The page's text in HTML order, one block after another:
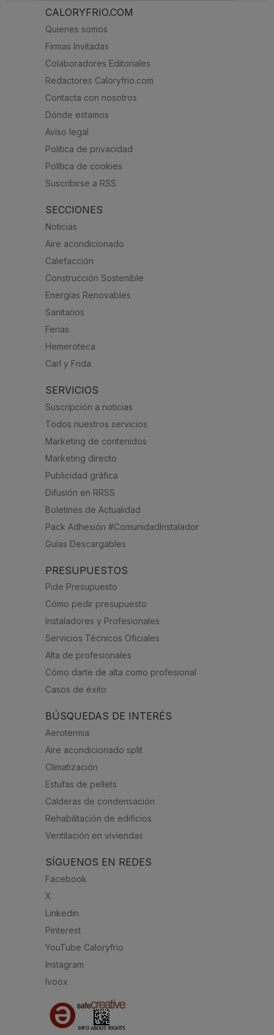
CALORYFRIO.COM
Quienes somos
Firmas Invitadas
Colaboradores Editoriales
Redactores Caloryfrio.com
Contacta con nosotros
Dónde estamos
Aviso legal
Política de privacidad
Política de cookies
Suscribirse a RSS
SECCIONES
Noticias
Aire acondicionado
Calefacción
Construcción Sostenible
Energías Renovables
Sanitarios
Ferias
Hemeroteca
Carl y Frida
SERVICIOS
Suscripción a noticias
Todos nuestros servicios
Marketing de contenidos
Marketing directo
Publicidad gráfica
Difusión en RRSS
Boletines de Actualidad
Pack Adhesión #ComunidadInstalador
Guías Descargables
PRESUPUESTOS
Pide Presupuesto
Cómo pedir presupuesto
Instaladores y Profesionales
Servicios Técnicos Oficiales
Alta de profesionales
Cómo darte de alta como profesional
Casos de éxito
BÚSQUEDAS DE INTERÉS
Aerotermia
Aire acondicionado split
Climatización
Estufas de pellets
Calderas de condensación
Rehabilitación de edificios
Ventilación en viviendas
SÍGUENOS EN REDES
Facebook
X
Linkedin
Pinterest
YouTube Caloryfrio
Instagram
Ivoox